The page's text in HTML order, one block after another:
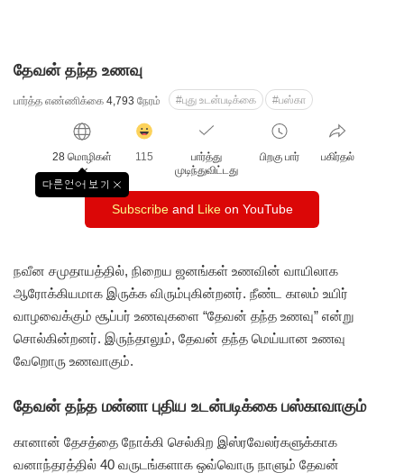
தேவன் தந்த உணவு
பார்த்த எண்ணிக்கை 4,793 நேரம் #புது உடன்படிக்கை #பஸ்கா
28 மொழிகள்
다른언어 보기
창
닫
기
감
클
수
115
பார்த்து
முடிந்துவிட்டது
பிறகு பார் பகிர்தல்
Subscribeand Likeon YouTube
நவீன சமுதாயத்தில், நிறைய ஜனங்கள் உணவின் வாயிலாக
ஆரோக்கியமாக இருக்க விரும்புகின்றனர். நீண்ட காலம் உயிர்
வாழவைக்கும் சூப்பர் உணவுகளை “தேவன் தந்த உணவு” என்று
சொல்கின்றனர். இருந்தாலும், தேவன் தந்த மெய்யான உணவு
வேறொரு உணவாகும்.
தேவன் தந்த மன்னா புதிய உடன்படிக்கை பஸ்காவாகும்
கானான் தேசத்தை நோக்கி செல்கிற இஸ்ரவேலர்களுக்காக
வனாந்தரத்தில் 40 வருடங்களாக ஒவ்வொரு நாளும் தேவன்